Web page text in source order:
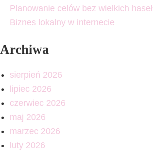
Planowanie celów bez wielkich haseł
Biznes lokalny w internecie
Archiwa
sierpień 2026
lipiec 2026
czerwiec 2026
maj 2026
marzec 2026
luty 2026